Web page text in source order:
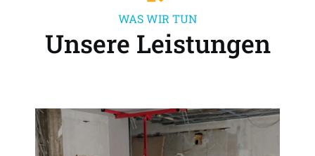
WAS WIR TUN
Unsere Leistungen